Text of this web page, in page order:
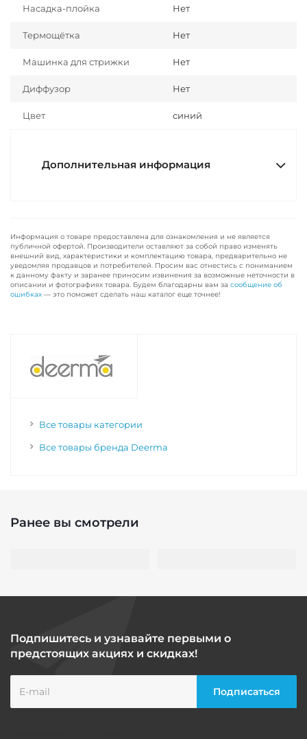
Насадка-плойка Нет
Термощётка Нет
Машинка для стрижки Нет
Диффузор Нет
Цвет синий
Дополнительная информация
Информация о товаре предоставлена для ознакомления и не является
публичной офертой. Производители оставляют за собой право изменять
внешний вид, характеристики и комплектацию товара, предварительно не
уведомляя продавцов и потребителей. Просим вас отнестись с пониманием
к данному факту и заранее приносим извинения за возможные неточности в
описании и фотографиях товара. Будем благодарны вам за сообщение об
ошибках — это поможет сделать наш каталог еще точнее!
Все товары категории
Все товары бренда Deerma
Ранее вы смотрели
Подпишитесь и узнавайте первыми о
предстоящих акциях и скидках!